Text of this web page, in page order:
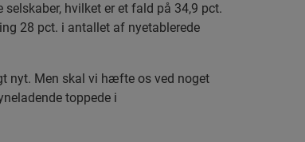
hvilket er et fald på 34,9 pct.
28 pct. i antallet af nyetablerede
nyt. Men skal vi hæfte os ved noget
toppede i